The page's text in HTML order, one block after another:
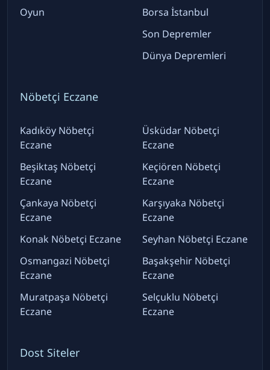
Oyun
Borsa İstanbul
Son Depremler
Dünya Depremleri
Nöbetçi Eczane
Kadıköy Nöbetçi
Eczane
Beşiktaş Nöbetçi
Eczane
Çankaya Nöbetçi
Eczane
Konak Nöbetçi Eczane
Osmangazi Nöbetçi
Eczane
Muratpaşa Nöbetçi
Eczane
Üsküdar Nöbetçi
Eczane
Keçiören Nöbetçi
Eczane
Karşıyaka Nöbetçi
Eczane
Seyhan Nöbetçi Eczane
Başakşehir Nöbetçi
Eczane
Selçuklu Nöbetçi
Eczane
Dost Siteler